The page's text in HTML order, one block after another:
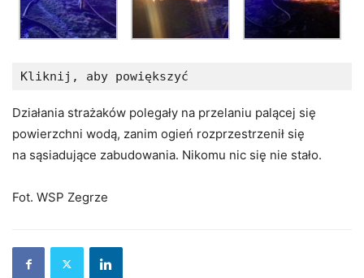
Kliknij, aby powiększyć
Działania strażaków polegały na przelaniu palącej się
powierzchni wodą, zanim ogień rozprzestrzenił się
na sąsiadujące zabudowania. Nikomu nic się nie stało.
Fot. WSP Zegrze